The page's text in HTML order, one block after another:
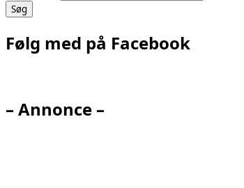
Følg med på Facebook
– Annonce –